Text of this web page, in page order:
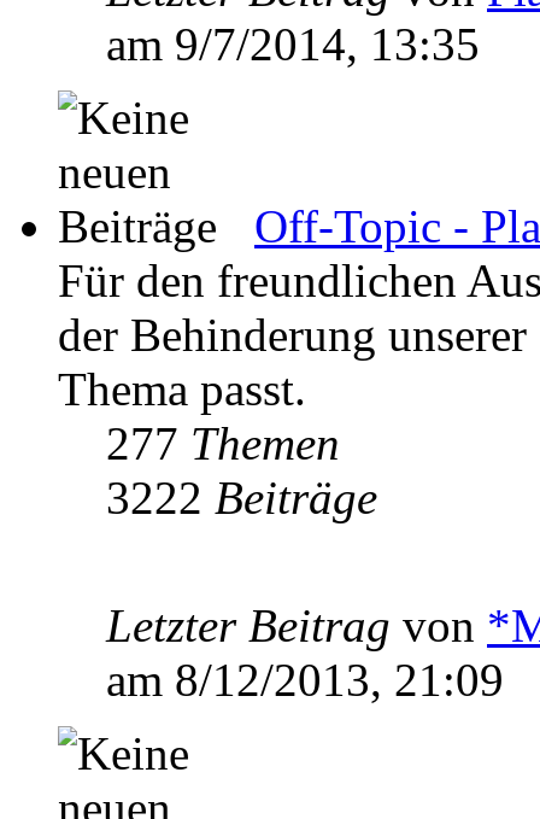
am 9/7/2014, 13:35
Off-Topic -
Für den freundlichen
der Behinderung
Thema passt.
277 Themen
3222 Beiträge
Letzter Beitrag von
am 8/12/2013, 21:09